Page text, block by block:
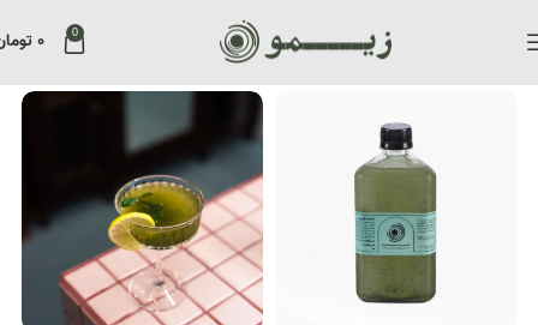
0 ۰
فروشگاه کامبوجای ورزشی اسپیرولینا موهیتو